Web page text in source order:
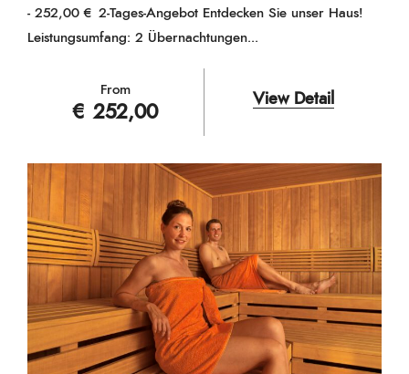
- 252,00 € 2-Tages-Angebot Entdecken Sie unser Haus!
Leistungsumfang: 2 Übernachtungen...
From
€ 252,00
View Detail